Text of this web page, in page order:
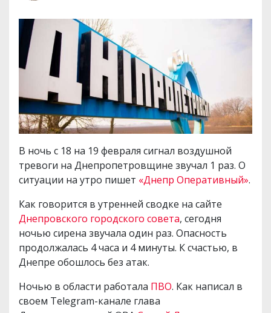
В ночь с 18 на 19 февраля сигнал воздушной
тревоги на Днепропетровщине звучал 1 раз. О
ситуации на утро пишет «Днепр Оперативный».
Как говорится в утренней сводке на сайте
Днепровского городского совета, сегодня
ночью сирена звучала один раз. Опасность
продолжалась 4 часа и 4 минуты. К счастью, в
Днепре обошлось без атак.
Ночью в области работала ПВО. Как написал в
своем Telegram-канале глава